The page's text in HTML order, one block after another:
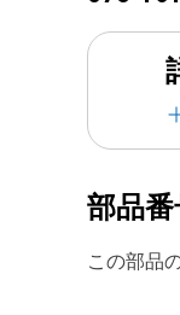
部品
この部品